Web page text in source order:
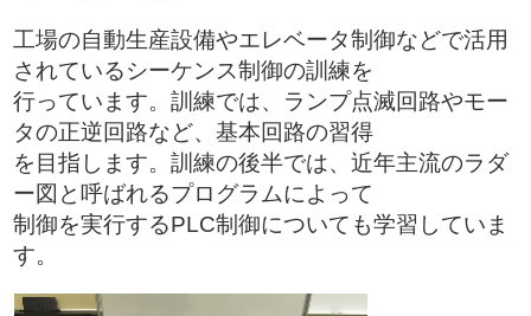
工場の自動生産設備やエレベータ制御などで活用
されているシーケンス制御の訓練を
行っています。訓練では、ランプ点滅回路やモー
タの正逆回路など、基本回路の習得
を目指します。訓練の後半では、近年主流のラダ
ー図と呼ばれるプログラムによって
制御を実行するPLC制御についても学習していま
す。